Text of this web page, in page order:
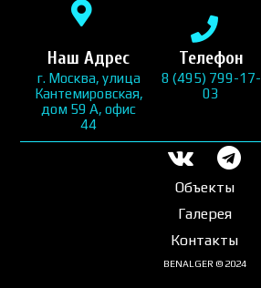
Наш Адрес
г. Москва, улица
Кантемировская,
дом 59 А, офис
44
Телефон
8 (495) 799-17-
03
Объекты
Галерея
Контакты
BENALGER © 2024